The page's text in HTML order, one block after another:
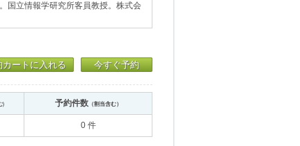
国立情報学研究所客員教授。株式会
カートに入れる 今すぐ予約
予約件数（割当含む）
0 件